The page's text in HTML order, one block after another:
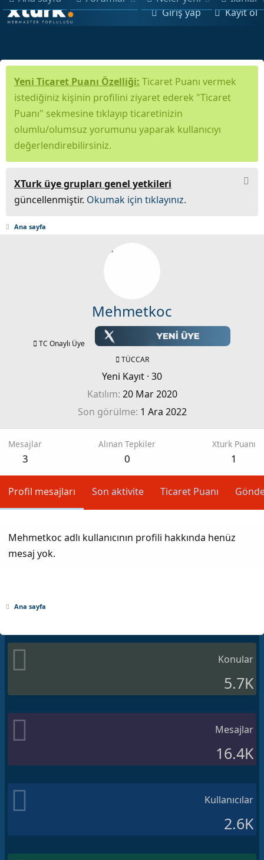
Giriş yap Kayıt ol
Yeni Ticaret Puanı Özelliği: Ticaret Puanı vermek
istediğiniz kişinin profilini ziyaret ederek "Ticaret
Puanı" sekmesine tıklayıp ticaretinizin
olumlu/olumsuz yorumunu yaparak kullanıcıyı
değerlendirebilirsiniz.
XTurk üye grupları genel yetkileri
güncellenmiştir. Okumak için tıklayınız.
Ana sayfa
Mehmetkoc
TC Onaylı Üye
TÜCCAR
Yeni Kayıt · 30
Katılım 20 Mar 2020
Son görülme 1 Ara 2022
Mesajlar
3
Alınan Tepkiler
0
Xturk Puanı
1
Profil mesajları Son aktivite Ticaret Puanı
Mehmetkoc adlı kullanıcının profili hakkında henüz
mesaj yok.
Ana sayfa
Konular
5.7K
Mesajlar
16.4K
Kullanıcılar
2.6K